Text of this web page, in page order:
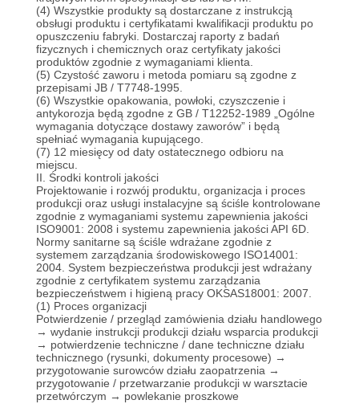
JAKOŚCI
SKONTAKTUJ
SIĘ
NAMI
AKTUALNOŚCI
SPRAWY
POPROSIĆ
O
WYCENĘ
(4) Wszystkie produkty są dostarczane z instrukcją
obsługi produktu i certyfikatami kwalifikacji produktu po
opuszczeniu fabryki. Dostarczaj raporty z badań
fizycznych i chemicznych oraz certyfikaty jakości
produktów zgodnie z wymaganiami klienta.
(5) Czystość zaworu i metoda pomiaru są zgodne z
przepisami JB / T7748-1995.
(6) Wszystkie opakowania, powłoki, czyszczenie i
antykorozja będą zgodne z GB / T12252-1989 „Ogólne
wymagania dotyczące dostawy zaworów” i będą
spełniać wymagania kupującego.
(7) 12 miesięcy od daty ostatecznego odbioru na
miejscu.
II. Środki kontroli jakości
Projektowanie i rozwój produktu, organizacja i proces
produkcji oraz usługi instalacyjne są ściśle kontrolowane
zgodnie z wymaganiami systemu zapewnienia jakości
ISO9001: 2008 i systemu zapewnienia jakości API 6D.
Normy sanitarne są ściśle wdrażane zgodnie z
systemem zarządzania środowiskowego ISO14001:
2004. System bezpieczeństwa produkcji jest wdrażany
zgodnie z certyfikatem systemu zarządzania
bezpieczeństwem i higieną pracy OKSAS18001: 2007.
(1) Proces organizacji
Potwierdzenie / przegląd zamówienia działu handlowego
→ wydanie instrukcji produkcji działu wsparcia produkcji
→ potwierdzenie techniczne / dane techniczne działu
technicznego (rysunki, dokumenty procesowe) →
przygotowanie surowców działu zaopatrzenia →
przygotowanie / przetwarzanie produkcji w warsztacie
przetwórczym → powlekanie proszkowe